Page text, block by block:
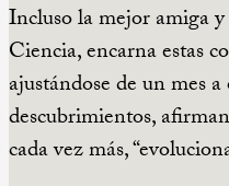
Incluso la mejor amiga
Ciencia, encarna estas
ajustándose de un mes
descubrimientos,
cada vez más,